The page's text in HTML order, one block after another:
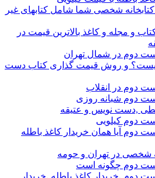
شخصی شما شامل کتابهای غیر
و مجله و کاغذ بالاترین قیمت در
دوم در شمال تهران
و روش قیمت گذاری کتاب دست
دوم در انقلاب
دوم شبانه روزی
,دست نویس و عتیقه
دوم کیلویی
دوم آیا همان خریدار کاغذ باطله
شخصی در تهران و حومه
دوم چگونه است